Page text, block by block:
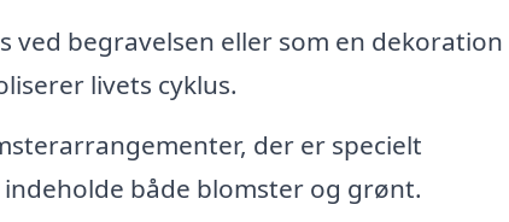
ved begravelsen eller som en dekoration
livets cyklus.
der er specielt
både blomster og grønt.